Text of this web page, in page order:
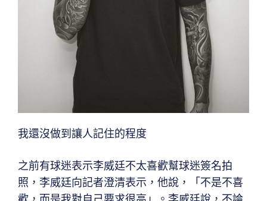
我還沒做到讓人記住的程度
之前有球迷表示李威廷不太喜歡幫球迷簽名拍
照，李威廷向記者澄清表示，他說，「不是不喜